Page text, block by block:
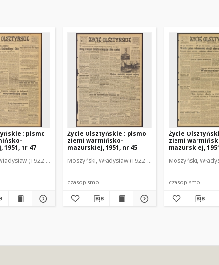
Włodzimierz (1902-1971). Red. Osiecki, Andrzej. Red.
: pismo
1951, nr 47
(1922-2001). Red. Mroczkowski, Włodzimierz (1902-1971). Red.
Życie Olsztyńskie : pismo
ziemi warmińsko-
mazurskiej, 1951, nr 45
Moszyński, Władysław (1922-2001). Red. Mroczkowski,
czasopismo
Życie
ziemi
mazurskiej,
Moszyński,
czasopismo